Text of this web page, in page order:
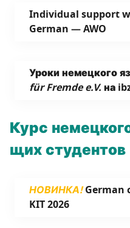
Individual support
German — AWO
Уро­ки немец­ко­го
für Fremde e.V. на
Курс
щих студентов
НОВИНКА!German
KIT 2026